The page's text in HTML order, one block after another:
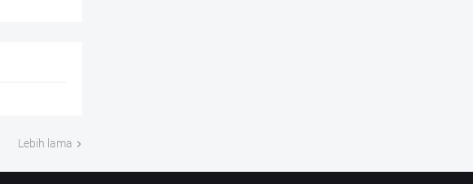
Lebih lama